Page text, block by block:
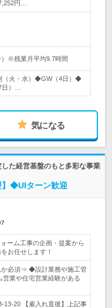
円…
）※残業月平均9.7時間
（火・水）◆GW（4日）◆
）…
気になる
た経営基盤のもと多彩な事業
】◆UIターン歓迎
ーム工事の企画・提案から
お任せします！
か必須⇒ ◆設計業務や施工管
業や住宅営業経験がある
13-20 【雇入れ直後】上記事